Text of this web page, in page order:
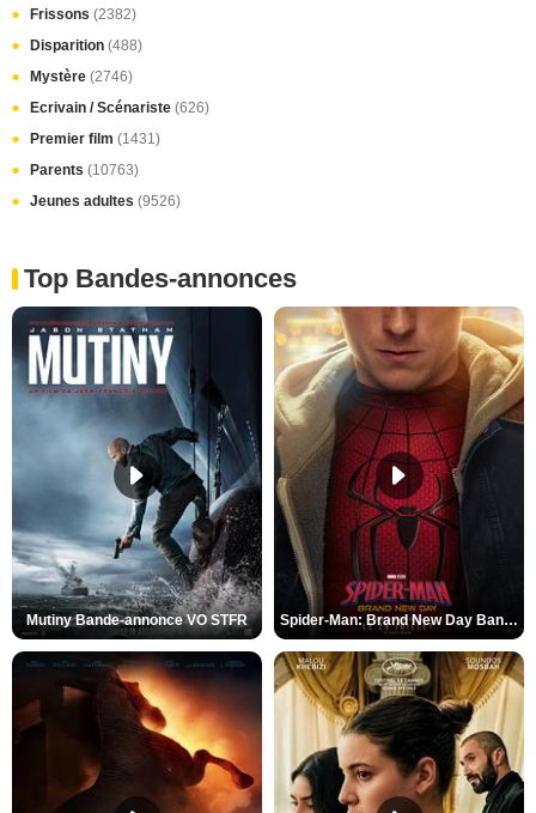
Frissons (2382)
Disparition (488)
Mystère (2746)
Ecrivain / Scénariste (626)
Premier film (1431)
Parents (10763)
Jeunes adultes (9526)
Top Bandes-annonces
Mutiny Bande-annonce VO STFR Spider-Man: Brand New Day Bande-annonce VO STFR